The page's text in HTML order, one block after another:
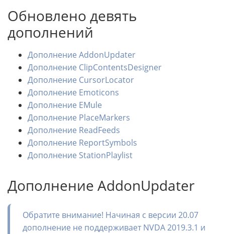
Обновлено девять
дополнений
Дополнение AddonUpdater
Дополнение ClipContentsDesigner
Дополнение CursorLocator
Дополнение Emoticons
Дополнение EMule
Дополнение PlaceMarkers
Дополнение ReadFeeds
Дополнение ReportSymbols
Дополнение StationPlaylist
Дополнение AddonUpdater
Обратите внимание! Начиная с версии 20.07
дополнение не поддерживает NVDA 2019.3.1 и